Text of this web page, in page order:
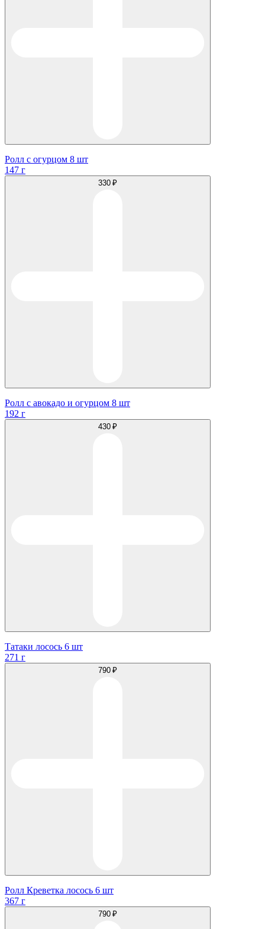
Ролл с огурцом 8 шт
147 г
330 ₽
Ролл с авокадо и огурцом 8 шт
192 г
430 ₽
Татаки лосось 6 шт
271 г
790 ₽
Ролл Креветка лосось 6 шт
367 г
790 ₽